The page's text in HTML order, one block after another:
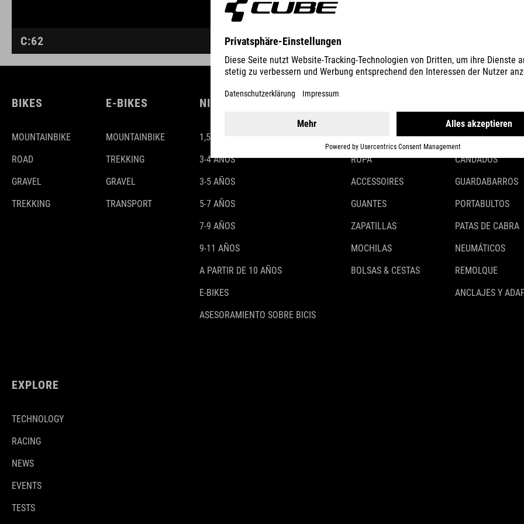
C:62
BIKES
MOUNTAINBIKE
ROAD
GRAVEL
TREKKING
E-BIKES
MOUNTAINBIKE
TREKKING
GRAVEL
TRANSPORT
NIÑOS
1,5-3 AÑOS
3-4 AÑOS
3-5 AÑOS
5-7 AÑOS
7-9 AÑOS
9-11 AÑOS
A PARTIR DE 10 AÑOS
E-BIKES
ASESORAMIENTO SOBRE BICIS
ROPA
ACCESSOIRES
GUANTES
ZAPATILLAS
MOCHILAS
BOLSAS & CESTAS
ILUMINACIÓN
CANDADOS
GUARDABARROS
PORTABULTOS
PATAS DE CABRA
NEUMÁTICOS
REMOLQUE
ANCLAJES Y
EXPLORE
TECHNOLOGY
RACING
NEWS
EVENTS
TESTS